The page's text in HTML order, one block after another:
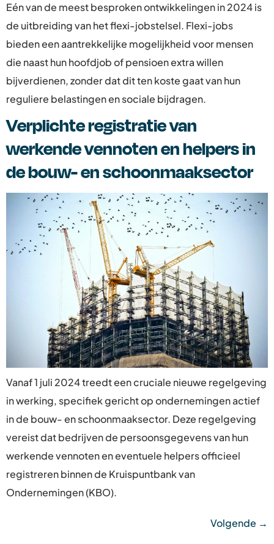
Eén van de meest besproken ontwikkelingen in 2024 is
de uitbreiding van het flexi-jobstelsel. Flexi-jobs
bieden een aantrekkelijke mogelijkheid voor mensen
die naast hun hoofdjob of pensioen extra willen
bijverdienen, zonder dat dit ten koste gaat van hun
reguliere belastingen en sociale bijdragen.
Verplichte registratie van
werkende vennoten en helpers in
de bouw- en schoonmaaksector
Vanaf 1 juli 2024 treedt een cruciale nieuwe regelgeving
in werking, specifiek gericht op ondernemingen actief
in de bouw- en schoonmaaksector. Deze regelgeving
vereist dat bedrijven de persoonsgegevens van hun
werkende vennoten en eventuele helpers officieel
registreren binnen de Kruispuntbank van
Ondernemingen (KBO).
Volgende →